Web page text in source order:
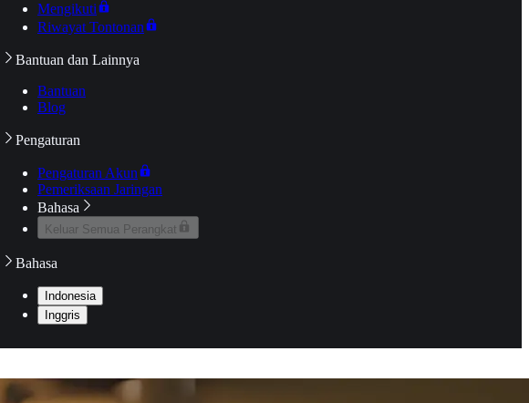
Mengikuti
Riwayat Tontonan
Bantuan dan Lainnya
Bantuan
Blog
Pengaturan
Pengaturan Akun
Pemeriksaan Jaringan
Bahasa
Keluar Semua Perangkat
Bahasa
Indonesia
Inggris